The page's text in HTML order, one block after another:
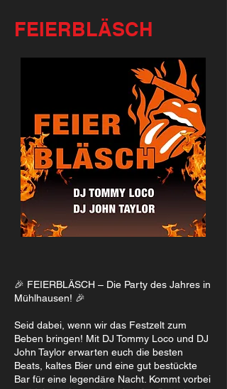
FEIERBLÄSCH
🎉 FEIERBLÄSCH – Die Party des Jahres in
Mühlhausen! 🎉
Seid dabei, wenn wir das Festzelt zum
Beben bringen! Mit DJ Tommy Loco und DJ
John Taylor erwarten euch die besten
Beats, kaltes Bier und eine gut bestückte
Bar für eine legendäre Nacht. Kommt vorbei